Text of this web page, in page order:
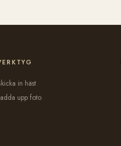
in häst
upp foto